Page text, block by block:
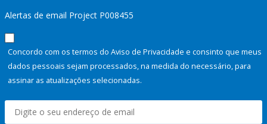
Alertas de email Project P008455
Concordo com os termos do Aviso de Privacidade e consinto que meus
dados pessoais sejam processados, na medida do necessário, para
assinar as atualizações selecionadas.